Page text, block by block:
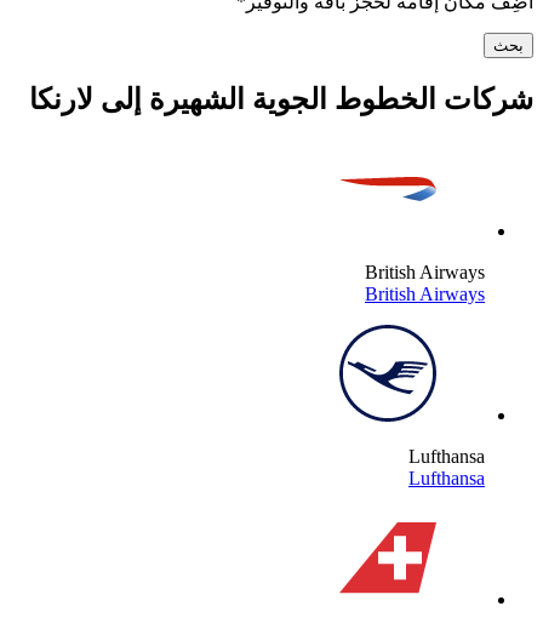
الخطوط الجوية الشهيرة إلى لارنكا
British
British